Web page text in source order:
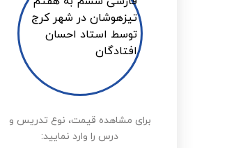
برای مشاهده قیمت، نوع تدریس و
درس را وارد نمایید: